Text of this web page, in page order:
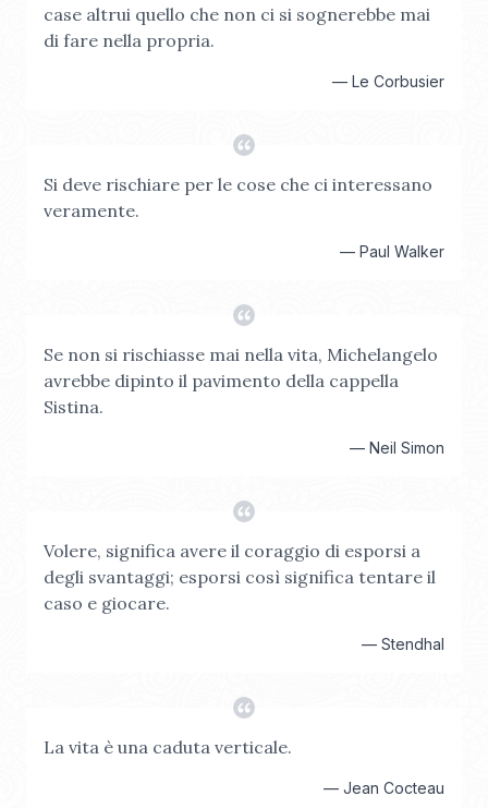
case altrui quello che non ci si sognerebbe mai
di fare nella propria.
— Le Corbusier
Si deve rischiare per le cose che ci interessano
veramente.
— Paul Walker
Se non si rischiasse mai nella vita, Michelangelo
avrebbe dipinto il pavimento della cappella
Sistina.
— Neil Simon
Volere, significa avere il coraggio di esporsi a
degli svantaggi; esporsi così significa tentare il
caso e giocare.
— Stendhal
La vita è una caduta verticale.
— Jean Cocteau